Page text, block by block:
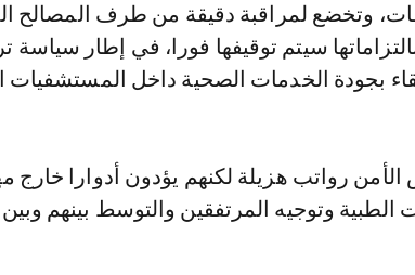
وتخضع لمراقبة دقيقة من طرف المصالح
سيتم توقيفها فورا، في إطار سياسة
بجودة الخدمات الصحية داخل المستشفيات
رواتب هزيلة لكنهم يؤدون أدوارا خارج
الطبية وتوجيه المرتفقين والتوسط بينهم وبين